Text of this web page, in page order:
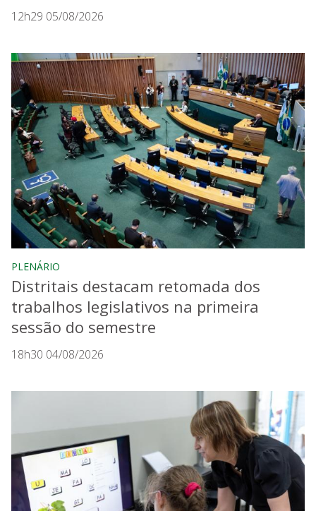
12h29 05/08/2026
PLENÁRIO
Distritais destacam retomada dos
trabalhos legislativos na primeira
sessão do semestre
18h30 04/08/2026